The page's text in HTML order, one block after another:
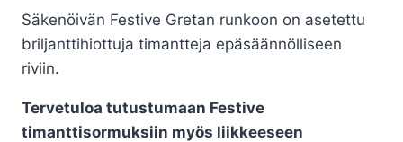
Säkenöivän Festive Gretan runkoon on asetettu
briljanttihiottuja timantteja epäsäännölliseen
riviin.
Tervetuloa tutustumaan Festive
timanttisormuksiin myös liikkeeseen